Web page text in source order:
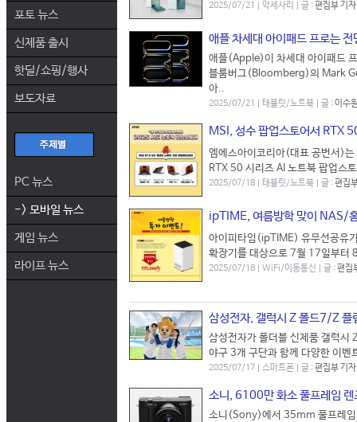
포토 뉴스
신제품 출시
핫딜/쇼핑/행사
보도자료
PC 뉴스
-> 모바일 뉴스
게임 뉴스
라이프 뉴스
2025/07/21 | 악세사리 | 글 :편집부 기자
애플 차세대 아이패드 프로는
애플(Apple)이 차세대 아이패드
블룸버그(Bloomberg)의 Mark
아..
2025/07/21 | 태블릿/노트북 | 글 :이수
MSI, 성수 팝업스토어서 RTX
엠에스아이코리아(대표 공번서)
RTX 50 시리즈 AI 노트북 팝업스
2025/07/18 | 태블릿/노트북 | 글 :편집
ipTIME, 여름방학 맞이 NAS/
아이피타임(ipTIME) 유무선공유
확장기를 대상으로 7월 17일부터
2025/07/18 | WiFi/이동통신 | 글 :편집
삼성전자, 갤럭시 Z 폴드7/Z 플
삼성전자가 폴더블 신제품 갤럭시
야구 3개 구단과 함께 다양한 이벤
2025/07/17 | 스마트폰 | 글 :편집부 기자
소니, 6100만 화소 풀프레임 렌
소니(Sony)에서 35mm 풀프레임